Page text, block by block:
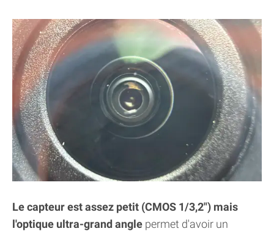
Le capteur est assez petit (CMOS 1/3,2") mais
l'optique ultra-grand angle permet d'avoir un